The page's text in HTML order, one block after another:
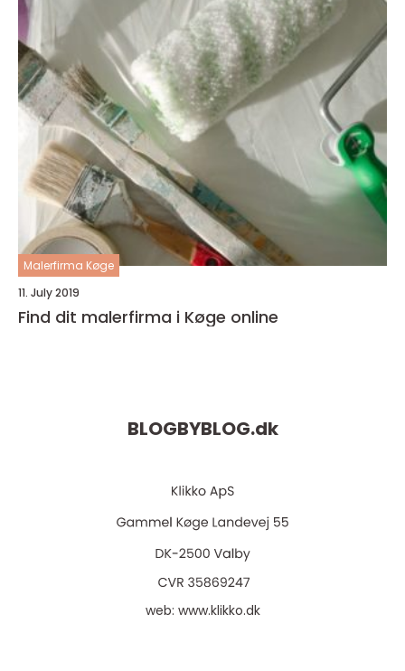
Malerfirma Køge
11. July 2019
Find dit malerfirma i Køge online
BLOGBYBLOG.dk
web: www.klikko.dk